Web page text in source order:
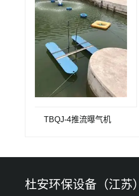
TBQJ-4推流曝气机
杜安环保设备（江苏